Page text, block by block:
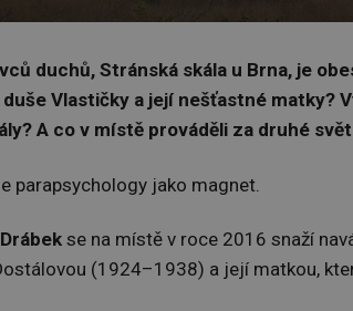
duchů, Stránská skála u Brna, je
Vlastičky a její nešťastné matky?
A co v místě prováděli za druhé
parapsychology jako magnet.
se na místě v roce 2016 snaží
(1924–1938) a její matkou,